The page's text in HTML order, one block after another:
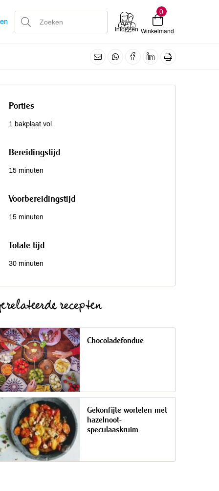
Inloggen
0
Winkelmand
Porties
1 bakplaat vol
Bereidingstijd
15 minuten
Voorbereidingstijd
15 minuten
Totale tijd
30 minuten
recepten
Chocoladefondue
Gekonfijte wortelen met
hazelnoot-
speculaaskruim